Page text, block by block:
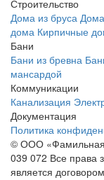
Строительство
Дома из бруса
дома Кирпичные
Бани
Бани из бревна
мансардой
Коммуникации
Канализация
Документация
Политика
© ООО «Фамильная
039 072 Все права
является